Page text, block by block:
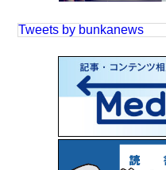
Tweets by bunkanews